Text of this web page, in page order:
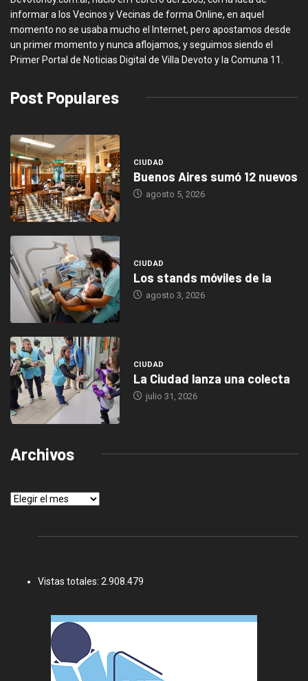
informar a los Vecinos y Vecinas de forma Online, en aquel
momento no se usaba mucho el Internet, pero apostamos desde
un primer momento y nunca aflojamos, y seguimos siendo el
Primer Portal de Noticias Digital de Villa Devoto y la Comuna 11.
Post Populares
CIUDAD
Buenos Aires sumó 12 nuevos
agosto 5, 2026
CIUDAD
Los stands móviles de la
agosto 3, 2026
CIUDAD
La Ciudad lanza una colecta
julio 31, 2026
Archivos
Archivos
Vistas totales: 2.908.479